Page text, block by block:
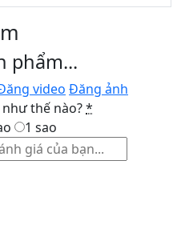
phẩm...
video Đăng ảnh
thế nào?*
1 sao